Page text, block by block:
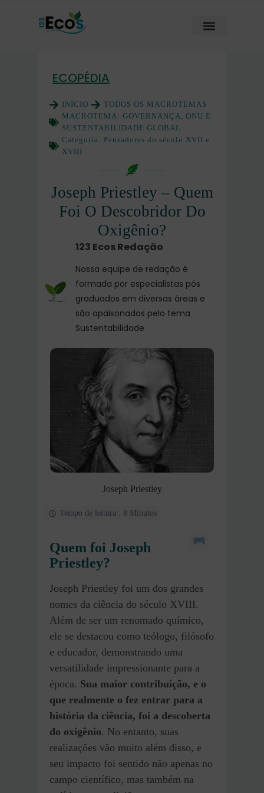
ECOPÉDIA
INÍCIO
TODOS OS MACROTEMAS
MACROTEMA: GOVERNANÇA, ONU E
SUSTENTABILIDADE GLOBAL
Categoria: Pensadores do século XVII e
XVIII
Joseph Priestley – Quem
Foi O Descobridor Do
Oxigênio?
123 Ecos Redação
Nossa equipe de redação é
formada por especialistas pós
graduados em diversas áreas e
são apaixonados pelo tema
Sustentabilidade
Joseph Priestley
Tempo de leitura : 8 Minutos
Quem foi Joseph
Priestley?
Joseph Priestley foi um dos grandes
nomes da ciência do século XVIII.
Além de ser um renomado químico,
ele se destacou como teólogo, filósofo
e educador, demonstrando uma
versatilidade impressionante para a
época. Sua maior contribuição, e o
que realmente o fez entrar para a
história da ciência, foi a descoberta
do oxigênio. No entanto, suas
realizações vão muito além disso, e
seu impacto foi sentido não apenas no
campo científico, mas também na